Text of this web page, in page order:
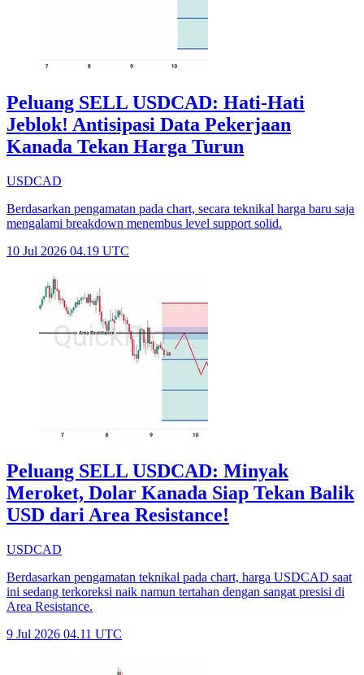
Peluang SELL USDCAD: Hati-Hati
Jeblok! Antisipasi Data Pekerjaan
Kanada Tekan Harga Turun
USDCAD
Berdasarkan pengamatan pada chart, secara teknikal harga baru saja
mengalami breakdown menembus level support solid.
10 Jul 2026 04.19 UTC
Peluang SELL USDCAD: Minyak
Meroket, Dolar Kanada Siap Tekan Balik
USD dari Area Resistance!
USDCAD
Berdasarkan pengamatan teknikal pada chart, harga USDCAD saat
ini sedang terkoreksi naik namun tertahan dengan sangat presisi di
Area Resistance.
9 Jul 2026 04.11 UTC